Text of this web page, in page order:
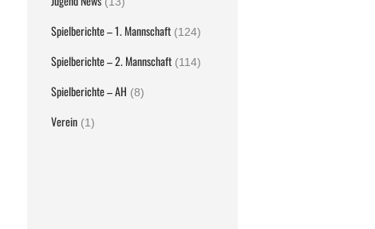
Spielberichte – 1. Mannschaft (124)
Spielberichte – 2. Mannschaft (114)
Spielberichte – AH (8)
Verein (1)